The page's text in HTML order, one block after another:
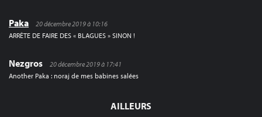
Paka
20 décembre 2019 à 10:16
ARRÊTE DE FAIRE DES « BLAGUES » SINON !
Nezgros
20 décembre 2019 à 17:41
Another Paka : noraj de mes babines salées
AILLEURS